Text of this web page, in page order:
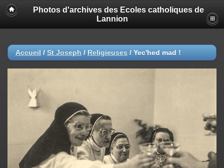
Photos d'archives des Ecoles catholiques de
Lannion
Accueil / St Joseph / Religieuses / Yec'hed mad !